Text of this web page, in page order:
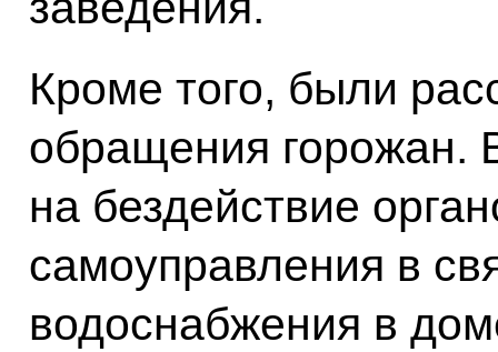
Кроме того, были
обращения горожан.
на бездействие
самоуправления в
водоснабжения в